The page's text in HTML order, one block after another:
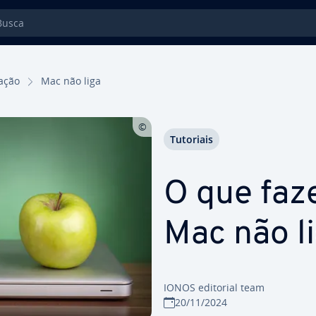
Mac não liga
O que
Mac não
IONOS editorial team
20/11/2024
Tutoriais